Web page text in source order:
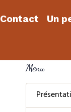
Contact
Un
Menu